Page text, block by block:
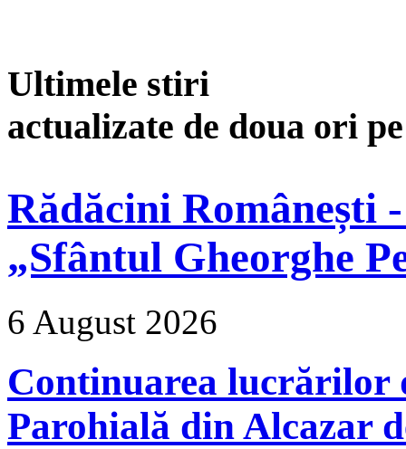
Ultimele stiri
actualizate de doua ori
Rădăcini Românești
„Sfântul Gheorghe
6 August 2026
Continuarea lucrărilor
Parohială din Alcazar